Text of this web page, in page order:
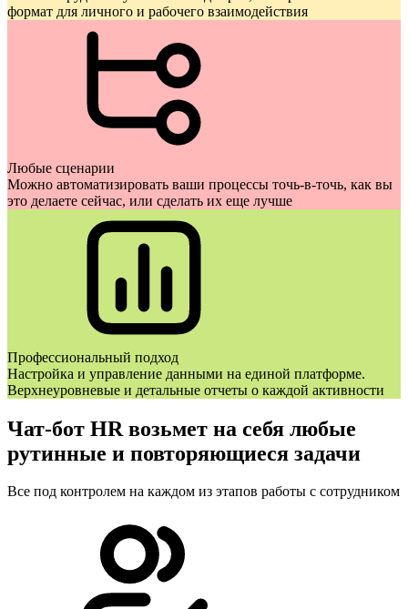
формат для личного и рабочего взаимодействия
Любые сценарии
Можно автоматизировать ваши процессы точь-в-точь, как вы
это делаете сейчас, или сделать их еще лучше
Профессиональный подход
Настройка и управление данными на единой платформе.
Верхнеуровневые и детальные отчеты о каждой активности
Чат-бот HR возьмет на себя любые
рутинные и повторяющиеся задачи
Все под контролем на каждом из этапов работы с сотрудником